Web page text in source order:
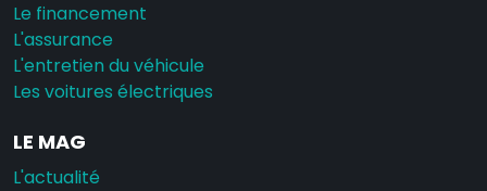
Le financement
L'assurance
L'entretien du véhicule
Les voitures électriques
LE MAG
L'actualité